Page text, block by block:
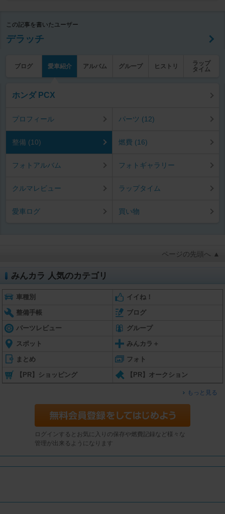
この記事を書いたユーザー
デラッチ
ブログ 愛車紹介 アルバム グループ ヒストリ
ラップ
タイム
ホンダ PCX
プロフィール パーツ (12)
整備 (10) 燃費 (16)
フォトアルバム フォトギャラリー
クルマレビュー ラップタイム
愛車ログ 買い物
ページの先頭へ ▲
みんカラ 人気のカテゴリ
車種別 イイね！
整備手帳 ブログ
パーツレビュー グループ
スポット みんカラ＋
まとめ フォト
【PR】ショッピング 【PR】オークション
もっと見る
ログインするとお気に入りの保存や燃費記録など様々な
管理が出来るようになります